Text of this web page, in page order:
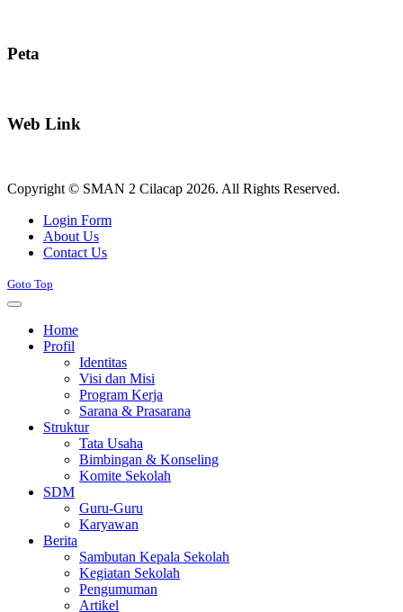
Peta
Web Link
Copyright © SMAN 2 Cilacap 2026. All Rights Reserved.
Login Form
About Us
Contact Us
Goto Top
Home
Profil
Identitas
Visi dan Misi
Program Kerja
Sarana & Prasarana
Struktur
Tata Usaha
Bimbingan & Konseling
Komite Sekolah
SDM
Guru-Guru
Karyawan
Berita
Sambutan Kepala Sekolah
Kegiatan Sekolah
Pengumuman
Artikel